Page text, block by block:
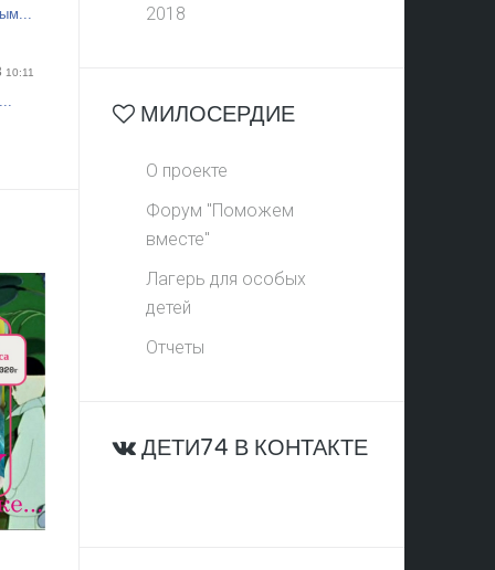
10:11
2018
МИЛОСЕРДИЕ
О проекте
Форум "Поможем
вместе"
Лагерь для особых
детей
Отчеты
ДЕТИ74 В КОНТАКТЕ